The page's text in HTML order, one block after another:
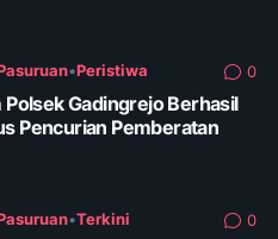
•Peristiwa 0
Polsek Gadingrejo Berhasil
Pencurian Pemberatan
•Terkini 0